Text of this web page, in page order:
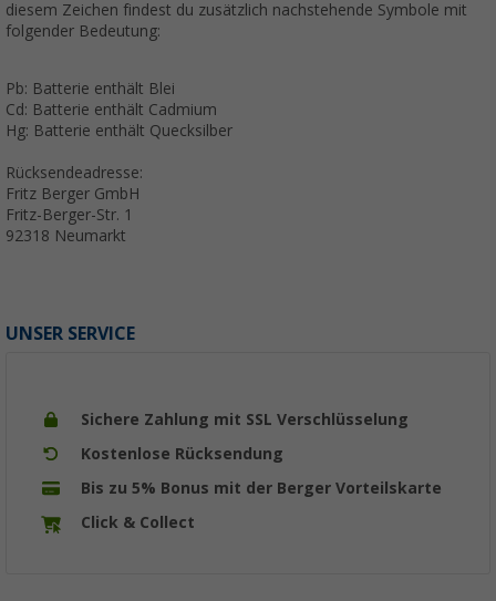
diesem Zeichen findest du zusätzlich nachstehende Symbole mit
folgender Bedeutung:
Pb: Batterie enthält Blei
Cd: Batterie enthält Cadmium
Hg: Batterie enthält Quecksilber
Rücksendeadresse:
Fritz Berger GmbH
Fritz-Berger-Str. 1
92318 Neumarkt
UNSER SERVICE
Sichere Zahlung mit SSL Verschlüsselung
Kostenlose Rücksendung
Bis zu 5% Bonus mit der Berger Vorteilskarte
Click & Collect